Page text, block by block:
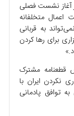
آغاز نشست فصلی
اعمال متخلفانه
به قربانی
برای رها کردن
قطعنامه مشترک
نکردن ایران با
توافق پادمانی